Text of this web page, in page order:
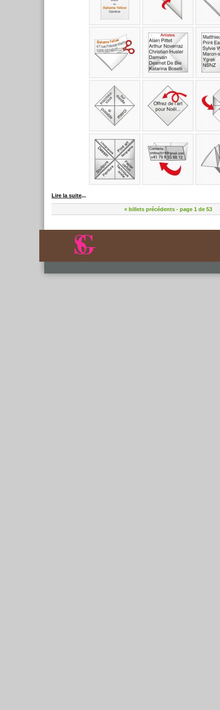
Lire la suite...
« billets précédents- page 1 de 53